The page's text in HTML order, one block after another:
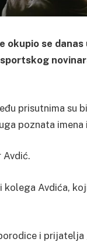
se danas
prisutnima su
poznata imena
Avdić.
Avdića,
i